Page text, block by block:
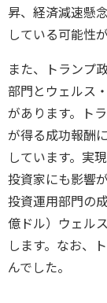
昇、経済減速懸
している可能性
また、トランプ
部門とウェルス
があります。ト
が得る成功報酬
しています。実
投資家にも影響
投資運用部門の
億ドル）ウェル
します。なお、
んでした。